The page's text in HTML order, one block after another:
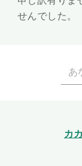
せんでした。
カ